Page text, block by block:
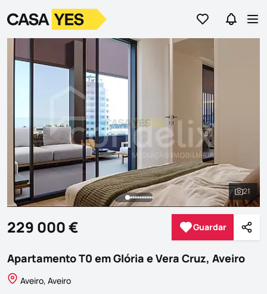
Ir para osIr para
LogoIr para a homepage
Ver
21
229 000 € Guardar
Guardar
Apartamento T0 em Glória e Vera Cruz, Aveiro
Aveiro, Aveiro